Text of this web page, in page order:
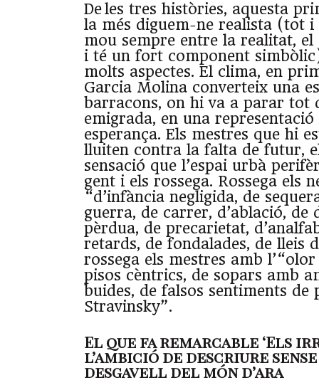
De les tres històries, aquesta
la més diguem-ne realista (tot i
mou sempre entre la realitat,
i té un fort component
molts aspectes. El clima, en
Garcia Molina converteix una
barracons, on hi va a parar tot
emigrada, en una representació
esperança. Els mestres que hi
lluiten contra la falta de futur,
sensació que l’espai urbà
gent i els rossega. Rossega els
“d’infància negligida, de
guerra, de carrer, d’ablació, de
pèrdua, de precarietat,
retards, de fondalades, de lleis
rossega els mestres amb
pisos cèntrics, de sopars amb
buides, de falsos sentiments de
Stravinsky”.
El que fa remarcable ‘Els
l’ambició de descriure
desgavell del món d’ara